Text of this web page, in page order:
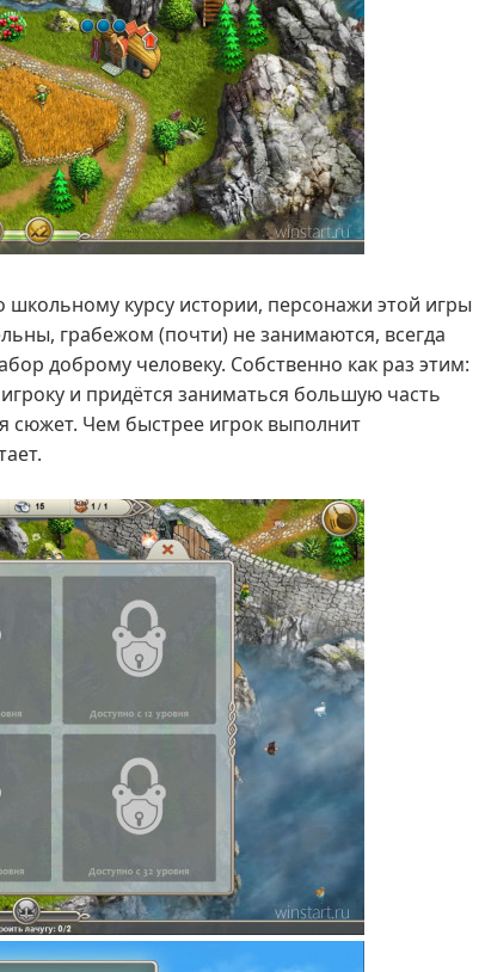
курсу истории, персонажи этой игры
грабежом (почти) не занимаются, всегда
доброму человеку. Собственно как раз этим:
и придётся заниматься большую часть
сюжет. Чем быстрее игрок выполнит